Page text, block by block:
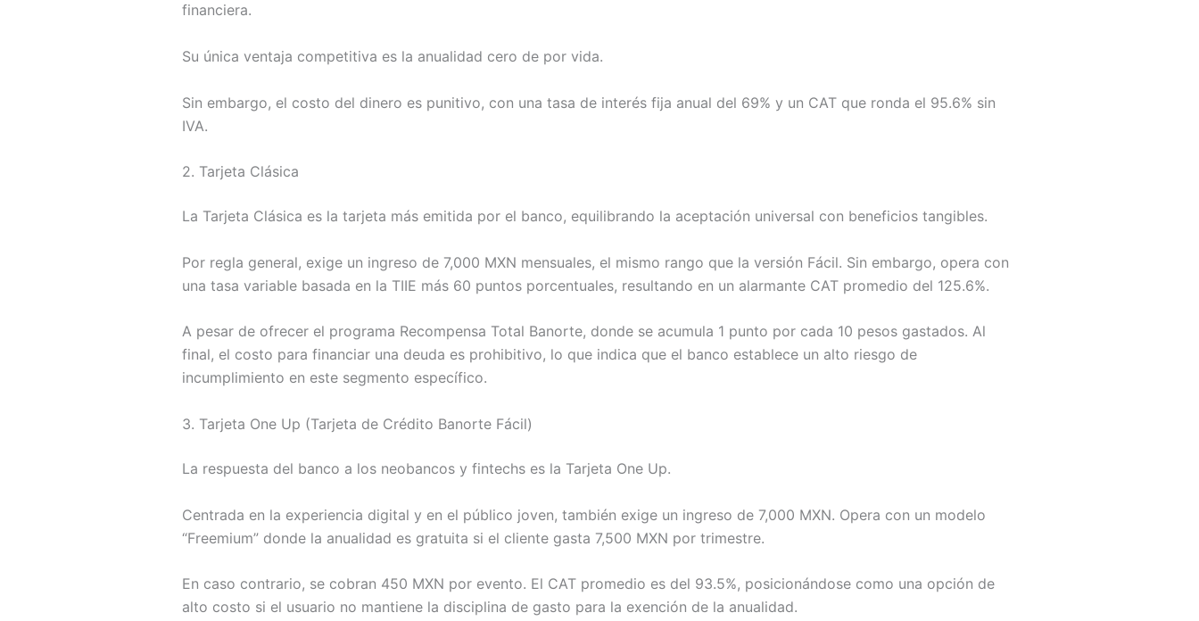
financiera.
Su única ventaja competitiva es la anualidad cero de por vida.
Sin embargo, el costo del dinero es punitivo, con una tasa de interés fija anual del 69% y un CAT que ronda el 95.6% sin
IVA.
2. Tarjeta Clásica
La Tarjeta Clásica es la tarjeta más emitida por el banco, equilibrando la aceptación universal con beneficios tangibles.
Por regla general, exige un ingreso de 7,000 MXN mensuales, el mismo rango que la versión Fácil. Sin embargo, opera con
una tasa variable basada en la TIIE más 60 puntos porcentuales, resultando en un alarmante CAT promedio del 125.6%.
A pesar de ofrecer el programa Recompensa Total Banorte, donde se acumula 1 punto por cada 10 pesos gastados. Al
final, el costo para financiar una deuda es prohibitivo, lo que indica que el banco establece un alto riesgo de
incumplimiento en este segmento específico.
3. Tarjeta One Up (Tarjeta de Crédito Banorte Fácil)
La respuesta del banco a los neobancos y fintechs es la Tarjeta One Up.
Centrada en la experiencia digital y en el público joven, también exige un ingreso de 7,000 MXN. Opera con un modelo
“Freemium” donde la anualidad es gratuita si el cliente gasta 7,500 MXN por trimestre.
En caso contrario, se cobran 450 MXN por evento. El CAT promedio es del 93.5%, posicionándose como una opción de
alto costo si el usuario no mantiene la disciplina de gasto para la exención de la anualidad.